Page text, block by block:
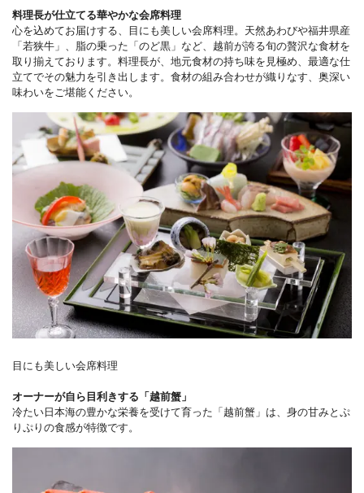
料理長が仕立てる華やかな会席料理
心を込めてお届けする、目にも美しい会席料理。天然あわびや福井県産
「若狭牛」、脂の乗った「のど黒」など、越前が誇る旬の贅沢な食材を
取り揃えております。料理長が、地元食材の持ち味を見極め、最適な仕
立てでその魅力を引き出します。食材の組み合わせが織りなす、奥深い
味わいをご堪能ください。
目にも美しい会席料理
オーナーが自ら目利きする「越前蟹」
冷たい日本海の豊かな栄養を受けて育った「越前蟹」は、身の甘みとぷ
りぷりの食感が特徴です。